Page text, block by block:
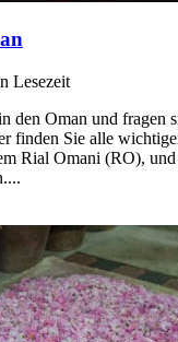
Lesezeit
den Oman und fragen
finden Sie alle
Rial Omani (RO), und